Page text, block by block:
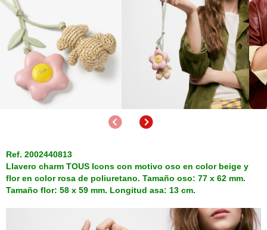
AnteriorSiguiente
Ref. 2002440813
Llavero charm TOUS Icons con motivo oso en color beige y
flor en color rosa de poliuretano. Tamaño oso: 77 x 62 mm.
Tamaño flor: 58 x 59 mm. Longitud asa: 13 cm.